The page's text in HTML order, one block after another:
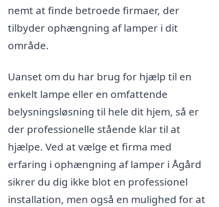
nemt at finde betroede firmaer, der
tilbyder ophængning af lamper i dit
område.
Uanset om du har brug for hjælp til en
enkelt lampe eller en omfattende
belysningsløsning til hele dit hjem, så er
der professionelle stående klar til at
hjælpe. Ved at vælge et firma med
erfaring i ophængning af lamper i Ågård
sikrer du dig ikke blot en professionel
installation, men også en mulighed for at